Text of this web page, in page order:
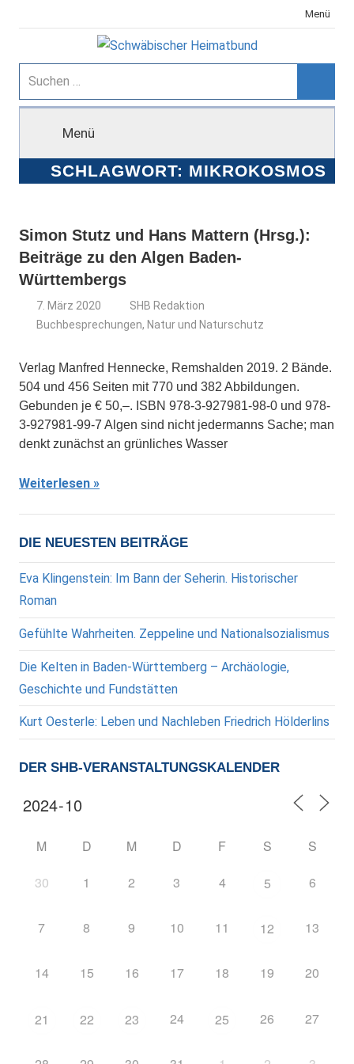
Inhalt
Menü
Schwäbischer
Heimatbund
Suchen
nach:
Menü
SCHLAGWORT: MIKROKOSMOS
Simon Stutz und Hans Mattern (Hrsg.):
Beiträge zu den Algen Baden-
Württembergs
7. März 2020
SHB Redaktion
Buchbesprechungen, Natur und Naturschutz
Verlag Manfred Hennecke, Remshalden 2019. 2 Bände.
504 und 456 Seiten mit 770 und 382 Abbildungen.
Gebunden je € 50,–. ISBN 978-3-927981-98-0 und 978-
3-927981-99-7 Algen sind nicht jedermanns Sache; man
denkt zunächst an grünliches Wasser
Weiterlesen
DIE NEUESTEN BEITRÄGE
Eva Klingenstein: Im Bann der Seherin. Historischer
Roman
Gefühlte Wahrheiten. Zeppeline und Nationalsozialismus
Die Kelten in Baden-Württemberg – Archäologie,
Geschichte und Fundstätten
Kurt Oesterle: Leben und Nachleben Friedrich Hölderlins
DER SHB-VERANSTALTUNGSKALENDER
M D M D F S S
30 1 2 3 4 5 6
7 8 9 10 11 12 13
14 15 16 17 18 19 20
21 22 23 24 25 26 27